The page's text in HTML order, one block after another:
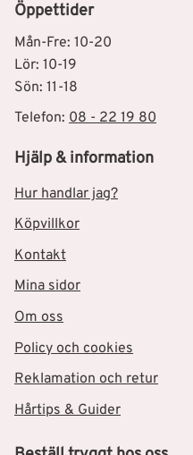
Öppettider
Mån-Fre: 10-20
Lör: 10-19
Sön: 11-18
Telefon: 08 - 22 19 80
Hjälp & information
Hur handlar jag?
Köpvillkor
Kontakt
Mina sidor
Om oss
Policy och cookies
Reklamation och retur
Hårtips & Guider